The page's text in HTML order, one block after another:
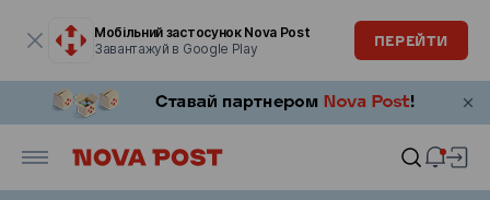
Мобільний застосунок Nova Post
Завантажуй в Google Play
ПЕРЕЙТИ